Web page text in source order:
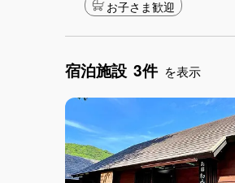
お子さま歓迎
宿泊施設 3件 を表示